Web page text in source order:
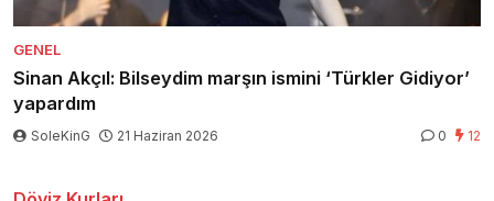
GENEL
Sinan Akçıl: Bilseydim marşın ismini ‘Türkler Gidiyor’
yapardım
SoleKinG 21 Haziran 2026 0 12